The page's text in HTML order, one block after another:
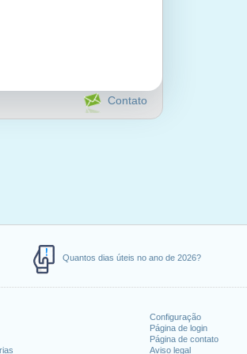
Quantos dias úteis no ano de 2026?
Configuração
Página de login
Página de contato
Aviso legal
Contato